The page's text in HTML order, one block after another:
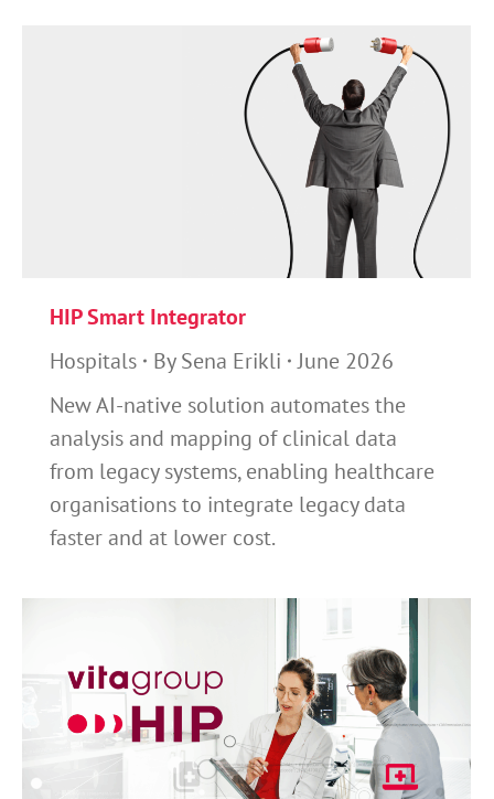
HIP Smart Integrator
Hospitals
BySena Erikli
June 2026
New AI-native solution automates the
analysis and mapping of clinical data
from legacy systems, enabling healthcare
organisations to integrate legacy data
faster and at lower cost.